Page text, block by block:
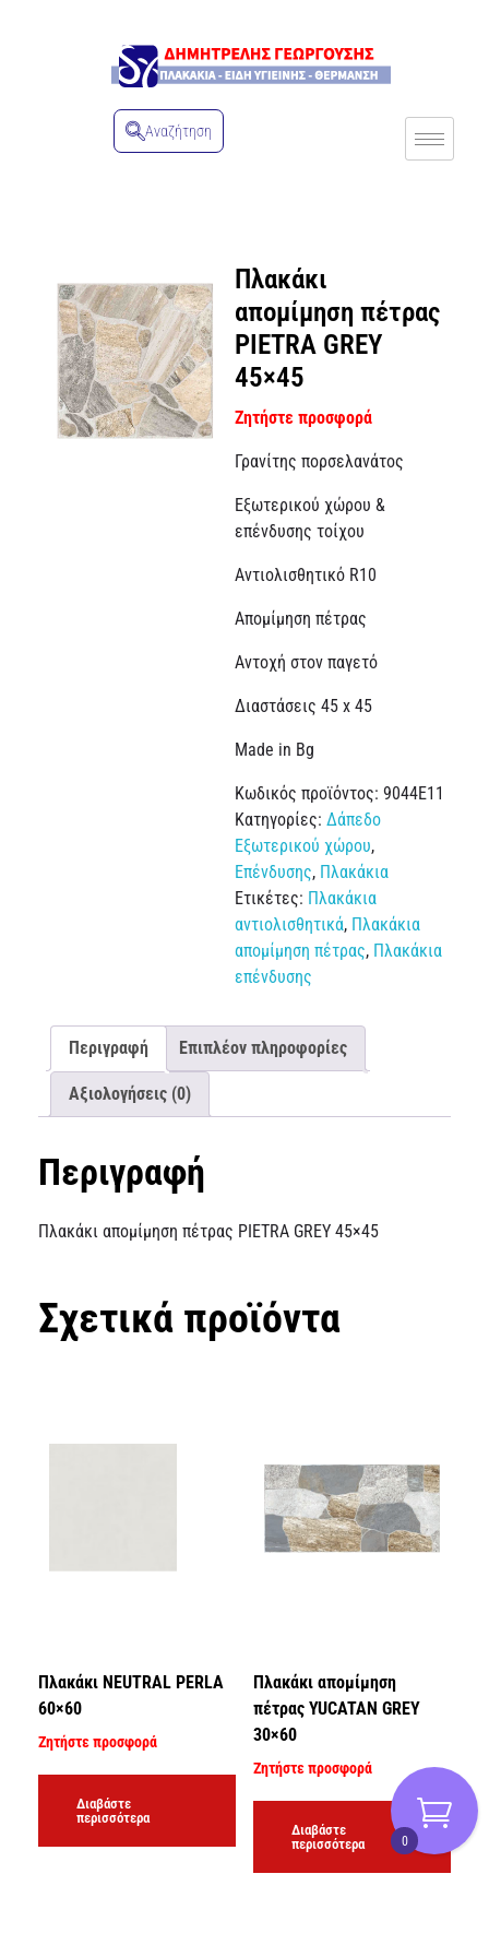
Αναζήτηση
Πλακάκι
απομίμηση πέτρας
PIETRA GREY
45×45
Ζητήστε προσφορά
Γρανίτης πορσελανάτος
Εξωτερικού χώρου &
επένδυσης τοίχου
Αντιολισθητικό R10
Απομίμηση πέτρας
Αντοχή στον παγετό
Διαστάσεις 45 x 45
Made in Bg
Κωδικός προϊόντος: 9044E11
Κατηγορίες: Δάπεδο
Εξωτερικού χώρου,
Επένδυσης, Πλακάκια
Ετικέτες: Πλακάκια
αντιολισθητικά, Πλακάκια
απομίμηση πέτρας, Πλακάκια
επένδυσης
Περιγραφή Επιπλέον πληροφορίες
Αξιολογήσεις (0)
Περιγραφή
Πλακάκι απομίμηση πέτρας PIETRA GREY 45×45
Σχετικά προϊόντα
Πλακάκι NEUTRAL PERLA
60×60
Ζητήστε προσφορά
Διαβάστε
περισσότερα
Πλακάκι απομίμηση
πέτρας YUCATAN GREY
30×60
Ζητήστε προσφορά
Διαβάστε
περισσότερα
0